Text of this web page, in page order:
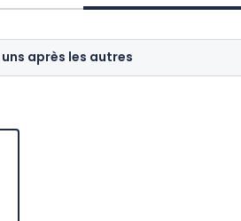
après les autres